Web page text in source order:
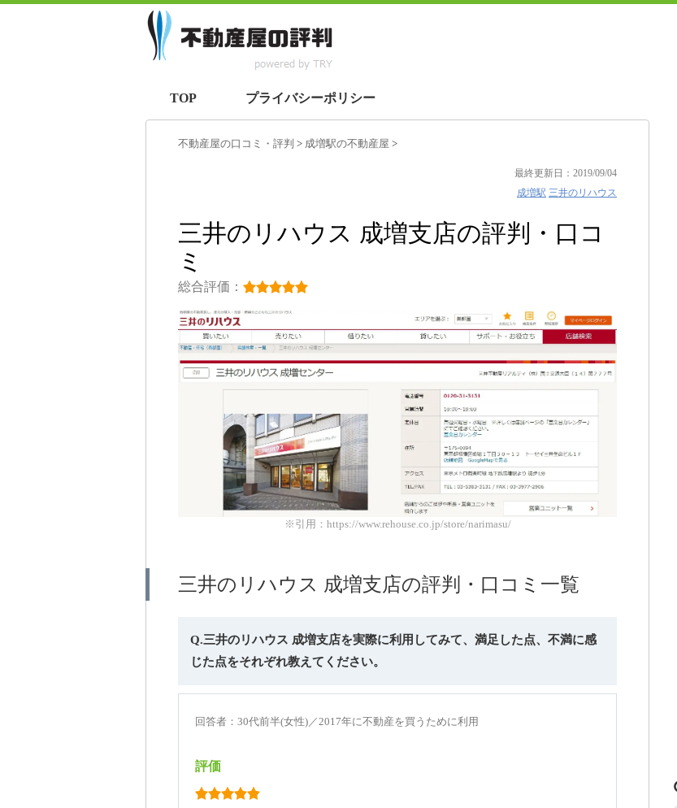
TOP プライバシーポリシー
不動産屋の口コミ・評判 > 成増駅の不動産屋 >
最終更新日：2019/09/04
成増駅 三井のリハウス
三井のリハウス 成増支店の評判・口コ
ミ
総合評価：
※引用：https://www.rehouse.co.jp/store/narimasu/
三井のリハウス 成増支店の評判・口コミ一覧
Q.三井のリハウス 成増支店を実際に利用してみて、満足した点、不満に感
じた点をそれぞれ教えてください。
回答者：30代前半(女性)／2017年に不動産を買うために利用
評価